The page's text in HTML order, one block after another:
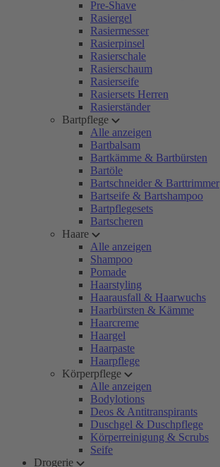
Pre-Shave
Rasiergel
Rasiermesser
Rasierpinsel
Rasierschale
Rasierschaum
Rasierseife
Rasiersets Herren
Rasierständer
Bartpflege
Alle anzeigen
Bartbalsam
Bartkämme & Bartbürsten
Bartöle
Bartschneider & Barttrimmer
Bartseife & Bartshampoo
Bartpflegesets
Bartscheren
Haare
Alle anzeigen
Shampoo
Pomade
Haarstyling
Haarausfall & Haarwuchs
Haarbürsten & Kämme
Haarcreme
Haargel
Haarpaste
Haarpflege
Körperpflege
Alle anzeigen
Bodylotions
Deos & Antitranspirants
Duschgel & Duschpflege
Körperreinigung & Scrubs
Seife
Drogerie